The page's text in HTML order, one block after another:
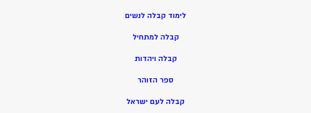
לימוד קבלה לנשים
קבלה למתחיל
קבלה ויהדות
ספר הזוהר
קבלה לעם ישראל